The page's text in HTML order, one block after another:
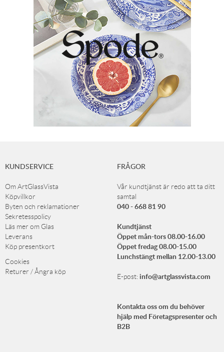
KUNDSERVICE
Om ArtGlassVista
Köpvillkor
Byten och reklamationer
Sekretesspolicy
Läs mer om Glas
Leverans
Köp presentkort
Cookies
Returer / Ångra köp
FRÅGOR
Vår kundtjänst är redo att ta ditt
samtal
040 - 668 81 90
Kundtjänst
Öppet mån-tors 08.00-16.00
Öppet fredag 08.00-15.00
Lunchstängt mellan 12.00-13.00
E-post:info@artglassvista.com
Kontakta oss om du behöver
hjälp med Företagspresenter och
B2B